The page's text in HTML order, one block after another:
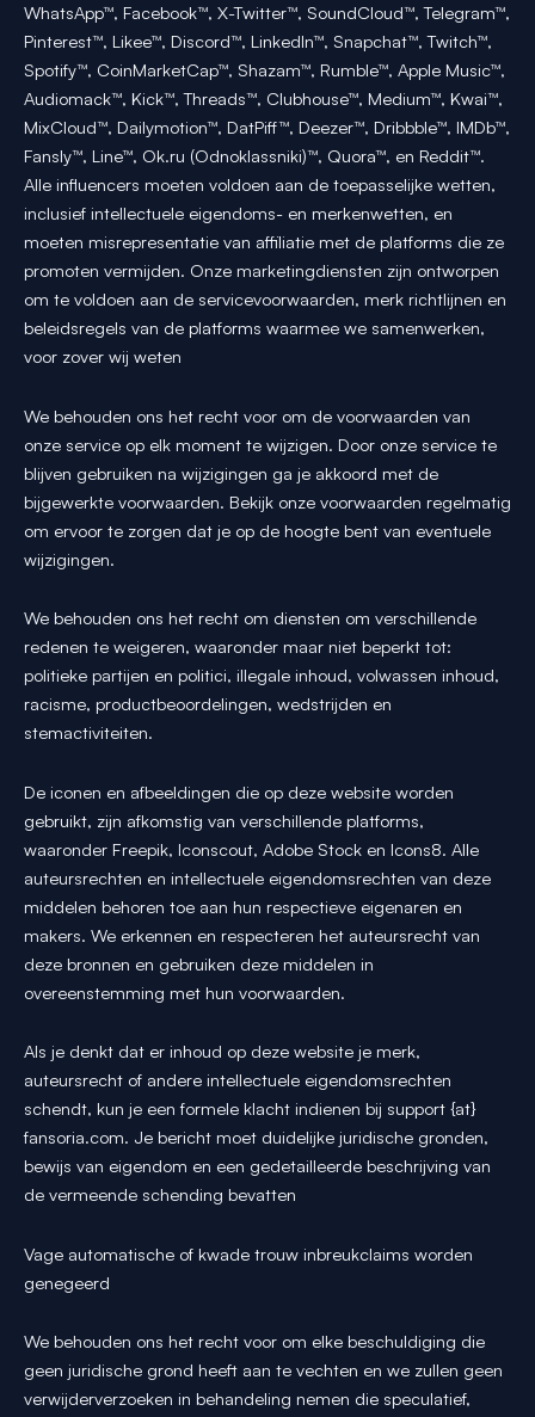
WhatsApp™, Facebook™, X-Twitter™, SoundCloud™, Telegram™,
Pinterest™, Likee™, Discord™, LinkedIn™, Snapchat™, Twitch™,
Spotify™, CoinMarketCap™, Shazam™, Rumble™, Apple Music™,
Audiomack™, Kick™, Threads™, Clubhouse™, Medium™, Kwai™,
MixCloud™, Dailymotion™, DatPiff™, Deezer™, Dribbble™, IMDb™,
Fansly™, Line™, Ok.ru (Odnoklassniki)™, Quora™, en Reddit™.
Alle influencers moeten voldoen aan de toepasselijke wetten,
inclusief intellectuele eigendoms- en merkenwetten, en
moeten misrepresentatie van affiliatie met de platforms die ze
promoten vermijden. Onze marketingdiensten zijn ontworpen
om te voldoen aan de servicevoorwaarden, merk richtlijnen en
beleidsregels van de platforms waarmee we samenwerken,
voor zover wij weten
We behouden ons het recht voor om de voorwaarden van
onze service op elk moment te wijzigen. Door onze service te
blijven gebruiken na wijzigingen ga je akkoord met de
bijgewerkte voorwaarden. Bekijk onze voorwaarden regelmatig
om ervoor te zorgen dat je op de hoogte bent van eventuele
wijzigingen.
We behouden ons het recht om diensten om verschillende
redenen te weigeren, waaronder maar niet beperkt tot:
politieke partijen en politici, illegale inhoud, volwassen inhoud,
racisme, productbeoordelingen, wedstrijden en
stemactiviteiten.
De iconen en afbeeldingen die op deze website worden
gebruikt, zijn afkomstig van verschillende platforms,
waaronder Freepik, Iconscout, Adobe Stock en Icons8. Alle
auteursrechten en intellectuele eigendomsrechten van deze
middelen behoren toe aan hun respectieve eigenaren en
makers. We erkennen en respecteren het auteursrecht van
deze bronnen en gebruiken deze middelen in
overeenstemming met hun voorwaarden.
Als je denkt dat er inhoud op deze website je merk,
auteursrecht of andere intellectuele eigendomsrechten
schendt, kun je een formele klacht indienen bij support {at}
fansoria.com. Je bericht moet duidelijke juridische gronden,
bewijs van eigendom en een gedetailleerde beschrijving van
de vermeende schending bevatten
Vage automatische of kwade trouw inbreukclaims worden
genegeerd
We behouden ons het recht voor om elke beschuldiging die
geen juridische grond heeft aan te vechten en we zullen geen
verwijderverzoeken in behandeling nemen die speculatief,